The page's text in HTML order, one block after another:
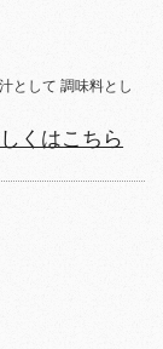
として 調味料とし
くはこちら